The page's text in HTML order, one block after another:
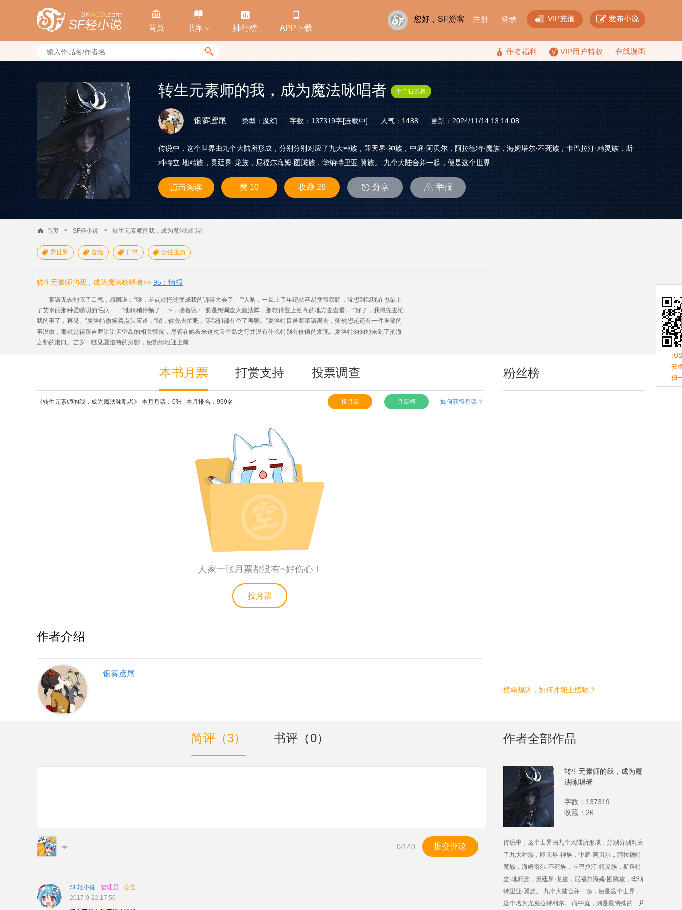

首页

书库 

排行榜

APP下载
您好，SF游客 注册 登录  VIP充值  发布小说
  作者福利 VIP用户特权 在线漫画
转生元素师的我，成为魔法咏唱者 十二征长篇
银雾鸢尾 类型：魔幻 字数：137319字[连载中] 人气：1488 更新：2024/11/14 13:14:08
传说中，这个世界由九个大陆所形成，分别分别对应了九大种族，即天界·神族，中庭·阿贝尔，阿拉德特·魔族，海姆塔尔·不死族，卡巴拉汀·精灵族，斯
科特立·地精族，灵廷界·龙族，尼福尔海姆·图腾族，华纳特里亚·翼族。 九个大陆合并一起，便是这个世界...
点击阅读 赞 10 收藏 26  分享  举报
首页 > SF轻小说 > 转生元素师的我，成为魔法咏唱者
 异世界  冒险  日常  女性主角
转生元素师的我，成为魔法咏唱者>> 95：情报
莱诺无奈地叹了口气，感慨道：“唉，差点就把这变成我的诉苦大会了。”“人呐，一旦上了年纪就容易变得唠叨，没想到我现在也染上
了艾米丽那种爱唠叨的毛病……”他稍稍停顿了一下，接着说：“要是想调查大魔法阵，那就得登上更高的地方去查看。”“好了，我得先去忙
我的事了，再见。”夏洛特微笑着点头应道：“嗯，你先去忙吧，等我们都有空了再聊。”夏洛特目送着莱诺离去，突然想起还有一件重要的
事没做，那就是得跟吉罗讲讲天空岛的相关情况，尽管在她看来这次天空岛之行并没有什么特别有价值的发现。夏洛特匆匆地来到了沧海
之都的港口。吉罗一瞧见夏洛特的身影，便热情地迎上前...……
本书月票 打赏支持 投票调查
《转生元素师的我，成为魔法咏唱者》 本月月票：0张 | 本月排名：999名 投月票 月票榜 如何获得月票？
人家一张月票都没有~好伤心！
投月票
作者介绍
银雾鸢尾
粉丝榜
榜单规则，如何才能上榜呢？
简评（3） 书评（0）
0/140 提交评论
SF轻小说 管理员
公告
2017-9-22 17:56
作者全部作品
转生元素师的我，成为魔
法咏唱者
字数：137319
收藏：26
传说中，这个世界由九个大陆所形成，分别分别对应
了九大种族，即天界·神族，中庭·阿贝尔，阿拉德特·
魔族，海姆塔尔·不死族，卡巴拉汀·精灵族，斯科特
立·地精族，灵廷界·龙族，尼福尔海姆·图腾族，华纳
特里亚·翼族。 九个大陆合并一起，便是这个世界，
这个名为尤克拉特利尔。 而中庭，则是最特殊的一片
安
扫